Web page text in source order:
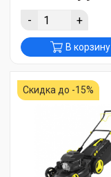
- +
В корзину
Скидка до -15%